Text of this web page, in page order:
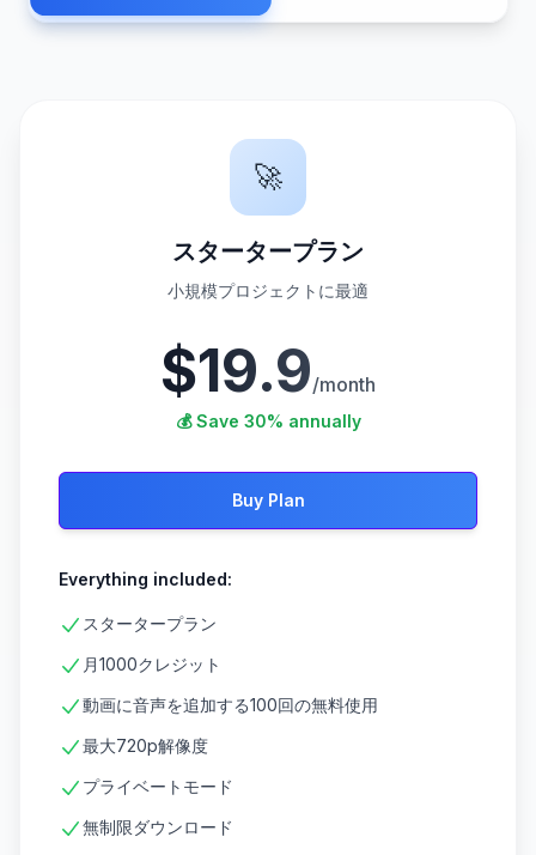
🚀
スタータープラン
小規模プロジェクトに最適
$19.9/month
💰 Save 30% annually
Buy Plan
Everything included:
スタータープラン
月1000クレジット
動画に音声を追加する100回の無料使用
最大720p解像度
プライベートモード
無制限ダウンロード